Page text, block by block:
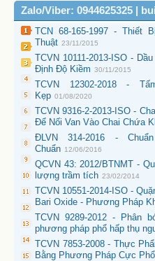
Zalo/Viber: 0944625325 |
TCN 68-165-1997 - Thiết
Thuật 23/11/2015
TCVN 10111-2013-ISO -
Định Độ Kiềm 30/11/2015
TCVN 12302-2018 -
Kẹp 01/08/2020
TCVN 9316-2-2013-ISO -
Để Nối Van Vào Chai Chứa
ĐLVN 314-2016 -
Chuẩn 12/06/2016
QCVN 43: 2012/BTNMT -
lượng trầm tích 23/02/2014
TCVN 10551-2014-ISO -
Bari Oxide - Phương Pháp
TCVN 9289-2012 - Phân
phương pháp phổ hấp thụ
TCVN 7853-2008 - Thực
Bằng Phương Pháp Cực